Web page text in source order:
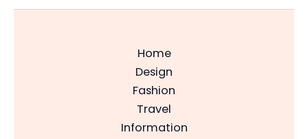
Home
Design
Fashion
Travel
Information